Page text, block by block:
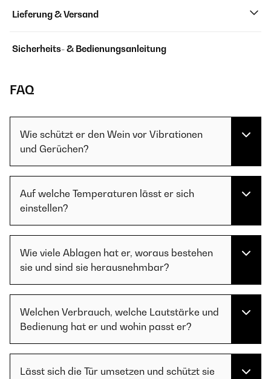
Lieferung & Versand
Sicherheits- & Bedienungsanleitung
FAQ
Wie schützt er den Wein vor Vibrationen
und Gerüchen?
Auf welche Temperaturen lässt er sich
einstellen?
Wie viele Ablagen hat er, woraus bestehen
sie und sind sie herausnehmbar?
Welchen Verbrauch, welche Lautstärke und
Bedienung hat er und wohin passt er?
Lässt sich die Tür umsetzen und schützt sie